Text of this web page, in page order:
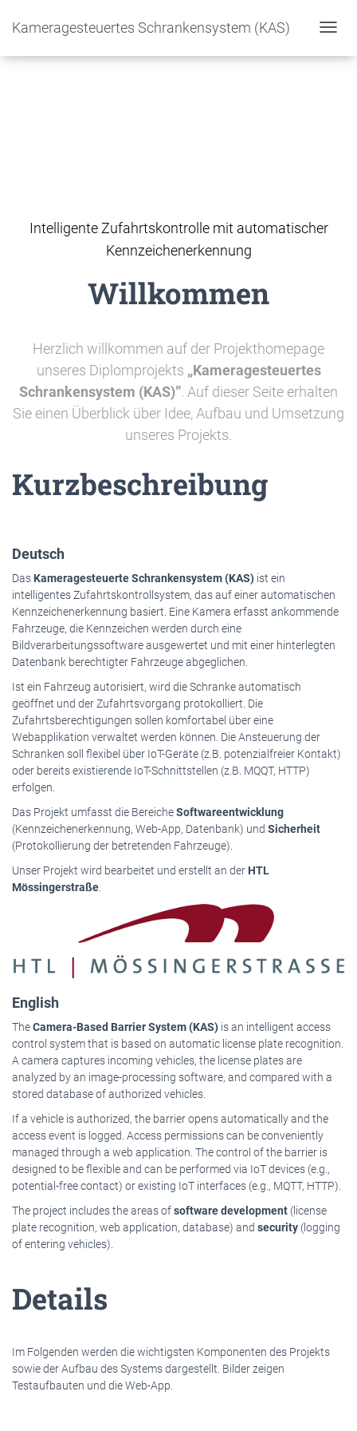
Kameragesteuertes Schrankensystem (KAS)
Intelligente Zufahrtskontrolle mit automatischer
Kennzeichenerkennung
Willkommen
Herzlich willkommen auf der Projekthomepage
unseres Diplomprojekts „Kameragesteuertes
Schrankensystem (KAS)”. Auf dieser Seite erhalten
Sie einen Überblick über Idee, Aufbau und Umsetzung
unseres Projekts.
Kurzbeschreibung
Deutsch
Das Kameragesteuerte Schrankensystem (KAS) ist ein
intelligentes Zufahrtskontrollsystem, das auf einer automatischen
Kennzeichenerkennung basiert. Eine Kamera erfasst ankommende
Fahrzeuge, die Kennzeichen werden durch eine
Bildverarbeitungssoftware ausgewertet und mit einer hinterlegten
Datenbank berechtigter Fahrzeuge abgeglichen.
Ist ein Fahrzeug autorisiert, wird die Schranke automatisch
geöffnet und der Zufahrtsvorgang protokolliert. Die
Zufahrtsberechtigungen sollen komfortabel über eine
Webapplikation verwaltet werden können. Die Ansteuerung der
Schranken soll flexibel über IoT-Geräte (z.B. potenzialfreier Kontakt)
oder bereits existierende IoT-Schnittstellen (z.B. MQQT, HTTP)
erfolgen.
Das Projekt umfasst die BereicheSoftwareentwicklung
(Kennzeichenerkennung, Web-App, Datenbank) und Sicherheit
(Protokollierung der betretenden Fahrzeuge).
Unser Projekt wird bearbeitet und erstellt an der HTL
Mössingerstraße
English
TheCamera-Based Barrier System (KAS) is an intelligent access
control system that is based on automatic license plate recognition.
A camera captures incoming vehicles, the license plates are
analyzed by an image-processing software, and compared with a
stored database of authorized vehicles.
If a vehicle is authorized, the barrier opens automatically and the
access event is logged. Access permissions can be conveniently
managed through a web application. The control of the barrier is
designed to be flexible and can be performed via IoT devices (e.g.,
potential-free contact) or existing IoT interfaces (e.g., MQTT, HTTP).
The project includes the areas ofsoftware development (license
plate recognition, web application, database) and security (logging
of entering vehicles).
Details
Im Folgenden werden die wichtigsten Komponenten des Projekts
sowie der Aufbau des Systems dargestellt. Bilder zeigen
Testaufbauten und die Web-App.